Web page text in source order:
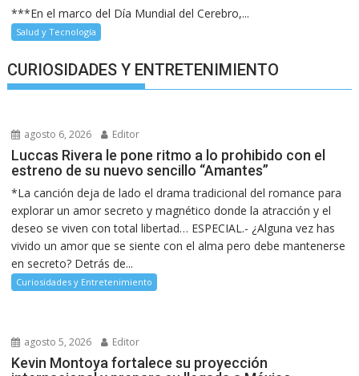
***En el marco del Día Mundial del Cerebro,...
Salud y Tecnología
CURIOSIDADES Y ENTRETENIMIENTO
agosto 6, 2026 Editor
Luccas Rivera le pone ritmo a lo prohibido con el
estreno de su nuevo sencillo “Amantes”
*La canción deja de lado el drama tradicional del romance para
explorar un amor secreto y magnético donde la atracción y el
deseo se viven con total libertad… ESPECIAL.- ¿Alguna vez has
vivido un amor que se siente con el alma pero debe mantenerse
en secreto? Detrás de...
Curiosidades y Entretenimiento
agosto 5, 2026 Editor
Kevin Montoya fortalece su proyección